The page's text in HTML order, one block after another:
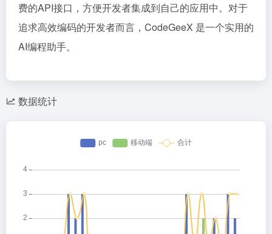
费的API接口，方便开发者集成到自己的应用中。对于
追求高效编码的开发者而言，CodeGeeX 是一个实用的
AI编程助手。
数据统计